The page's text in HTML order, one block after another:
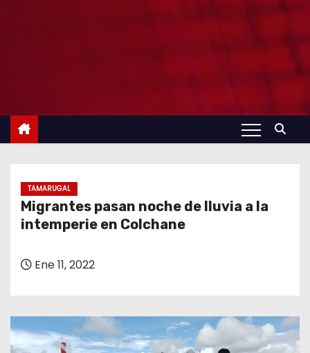
TAMARUGAL
Migrantes pasan noche de lluvia a la
intemperie en Colchane
Ene 11, 2022